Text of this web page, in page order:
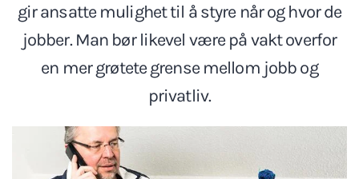
gir ansatte mulighet til å styre når og hvor de
jobber. Man bør likevel være på vakt overfor
en mer grøtete grense mellom jobb og
privatliv.